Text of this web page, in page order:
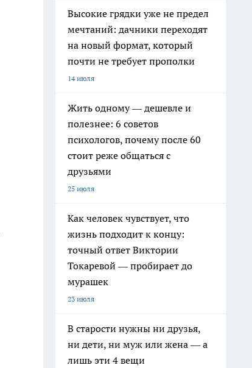
Высокие грядки уже не предел
мечтаний: дачники переходят
на новый формат, который
почти не требует прополки
14 июля
Жить одному — дешевле и
полезнее: 6 советов
психологов, почему после 60
стоит реже общаться с
друзьями
25 июля
Как человек чувствует, что
жизнь подходит к концу:
точный ответ Виктории
Токаревой — пробирает до
мурашек
23 июля
В старости нужны ни друзья,
ни дети, ни муж или жена — а
лишь эти 4 вещи